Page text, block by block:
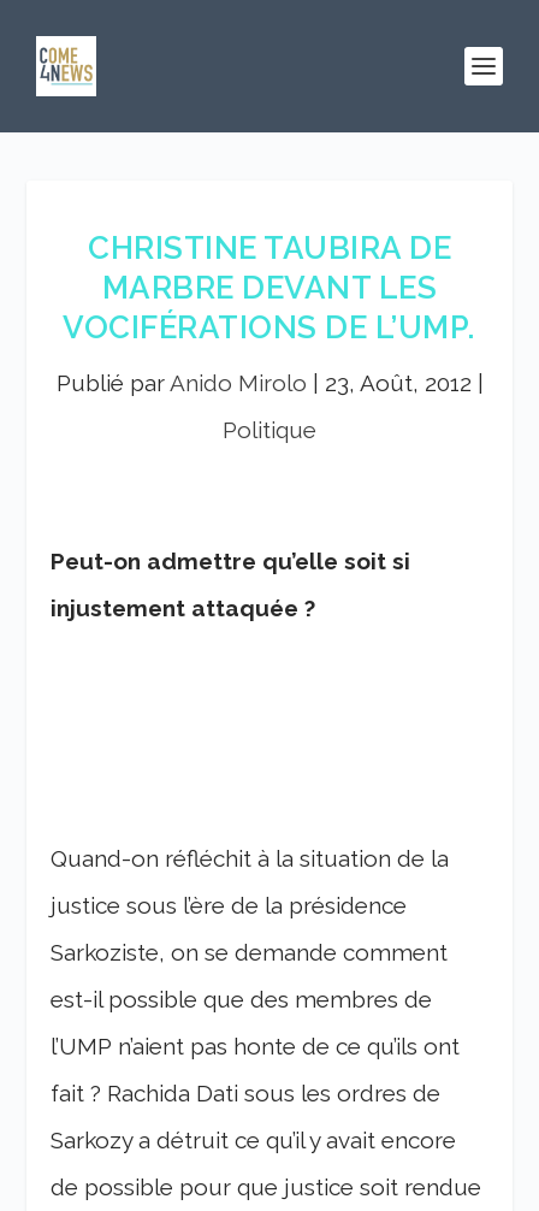
CHRISTINE TAUBIRA DE
MARBRE DEVANT LES
VOCIFÉRATIONS DE L’UMP.
Publié parAnido Mirolo 23, Août, 2012
Politique
Peut-on admettre qu’elle soit si
injustement attaquée ?
Quand-on réfléchit à la situation de la
justice sous l’ère de la présidence
Sarkoziste, on se demande comment
est-il possible que des membres de
l’UMP n’aient pas honte de ce qu’ils ont
fait ? Rachida Dati sous les ordres de
Sarkozy a détruit ce qu’il y avait encore
de possible pour que justice soit rendue